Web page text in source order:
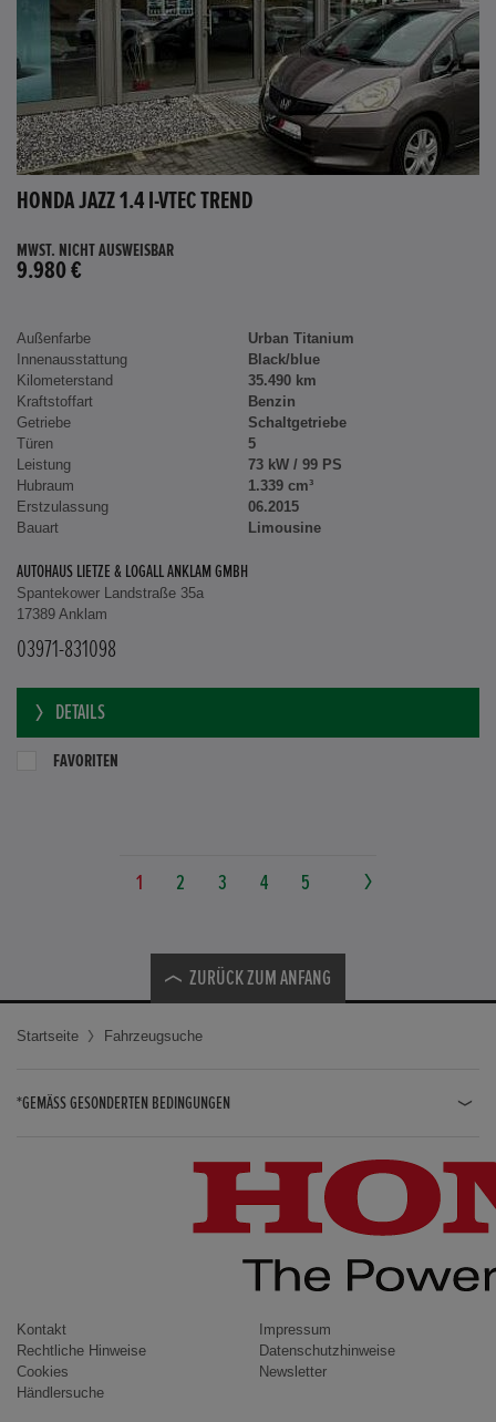
HONDA JAZZ 1.4 I-VTEC TREND
MWST. NICHT AUSWEISBAR
9.980 €
Außenfarbe
Urban Titanium
Innenausstattung
Black/blue
Kilometerstand
35.490 km
Kraftstoffart
Benzin
Getriebe
Schaltgetriebe
Türen
5
Leistung
73 kW / 99 PS
Hubraum
1.339 cm³
Erstzulassung
06.2015
Bauart
Limousine
AUTOHAUS LIETZE & LOGALL ANKLAM GMBH
Spantekower Landstraße 35a
17389 Anklam
03971-831098
DETAILS
FAVORITEN
1 2 3 4 5
ZURÜCK ZUM ANFANG
Startseite Fahrzeugsuche
*GEMÄSS GESONDERTEN BEDINGUNGEN
CIVIC / CIVIC LIMOUSINE
INSIGHT
ACCORD
Kontakt
Impressum
Rechtliche Hinweise
Datenschutzhinweise
Cookies
Newsletter
Händlersuche